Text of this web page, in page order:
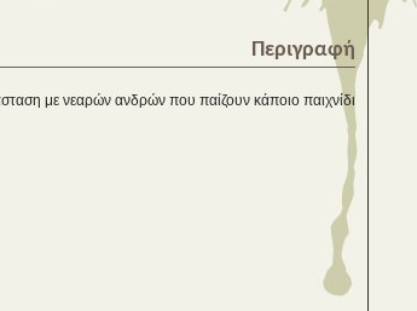
Περιγραφή
με νεαρών ανδρών που παίζουν κάποιο παιχνίδι